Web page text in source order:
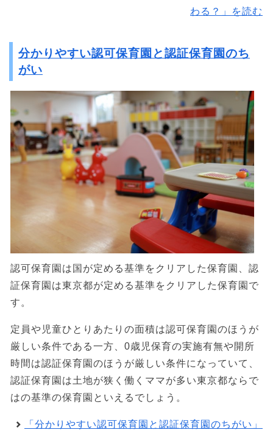
わる？」を読む
分かりやすい認可保育園と認証保育園のち
がい
認可保育園は国が定める基準をクリアした保育園、認
証保育園は東京都が定める基準をクリアした保育園で
す。
定員や児童ひとりあたりの面積は認可保育園のほうが
厳しい条件である一方、0歳児保育の実施有無や開所
時間は認証保育園のほうが厳しい条件になっていて、
認証保育園は土地が狭く働くママが多い東京都ならで
はの基準の保育園といえるでしょう。
「分かりやすい認可保育園と認証保育園のちがい」